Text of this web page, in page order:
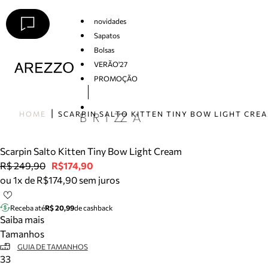
novidades
Sapatos
Bolsas
VERÃO'27
PROMOÇÃO
HOME SCARPIN SALTO KITTEN TINY BOW LIGHT
Scarpin Salto Kitten Tiny Bow Light Cream
R$ 249,90 R$174,90
ou 1x de R$174,90 sem juros
Receba atéR$ 20,99de cashback
Saiba mais
Tamanhos
GUIA DE TAMANHOS
33